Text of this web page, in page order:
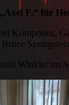
F.“ für
Komponist,
Bruce
Winkler im